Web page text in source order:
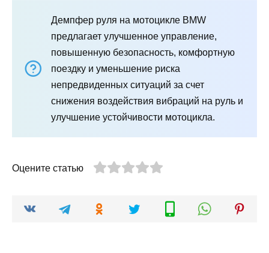
Демпфер руля на мотоцикле BMW
предлагает улучшенное управление,
повышенную безопасность, комфортную
поездку и уменьшение риска
непредвиденных ситуаций за счет
снижения воздействия вибраций на руль и
улучшение устойчивости мотоцикла.
Оцените статью